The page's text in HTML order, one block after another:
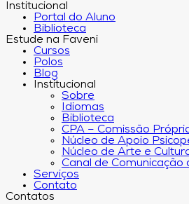
Institucional
Portal do Aluno
Biblioteca
Estude na Faveni
Cursos
Polos
Blog
Institucional
Sobre
Idiomas
Biblioteca
CPA – Comissão
Núcleo de Apoio
Núcleo de Arte e
Canal de Comunicação
Serviços
Contato
Contatos